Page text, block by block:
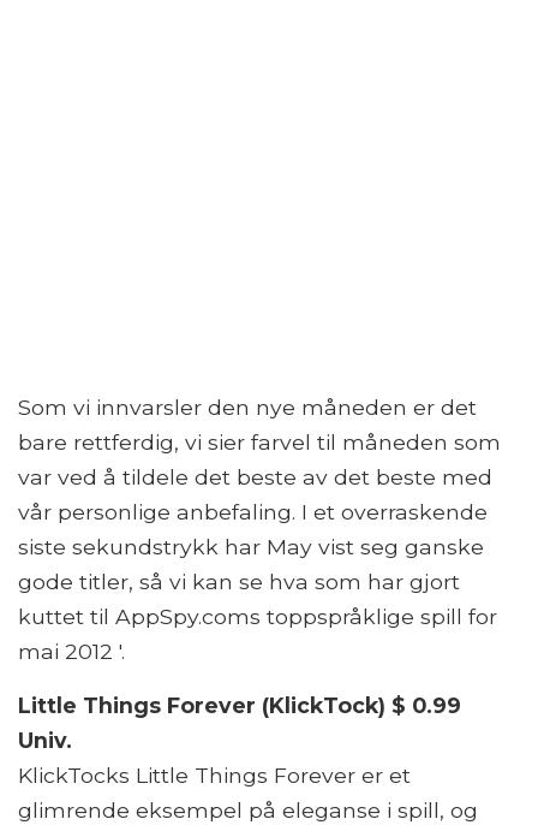
Som vi innvarsler den nye måneden er det
bare rettferdig, vi sier farvel til måneden som
var ved å tildele det beste av det beste med
vår personlige anbefaling. I et overraskende
siste sekundstrykk har May vist seg ganske
gode titler, så vi kan se hva som har gjort
kuttet til AppSpy.coms toppspråklige spill for
mai 2012 '.
Little Things Forever (KlickTock) $ 0.99
Univ.
KlickTocks Little Things Forever er et
glimrende eksempel på eleganse i spill, og